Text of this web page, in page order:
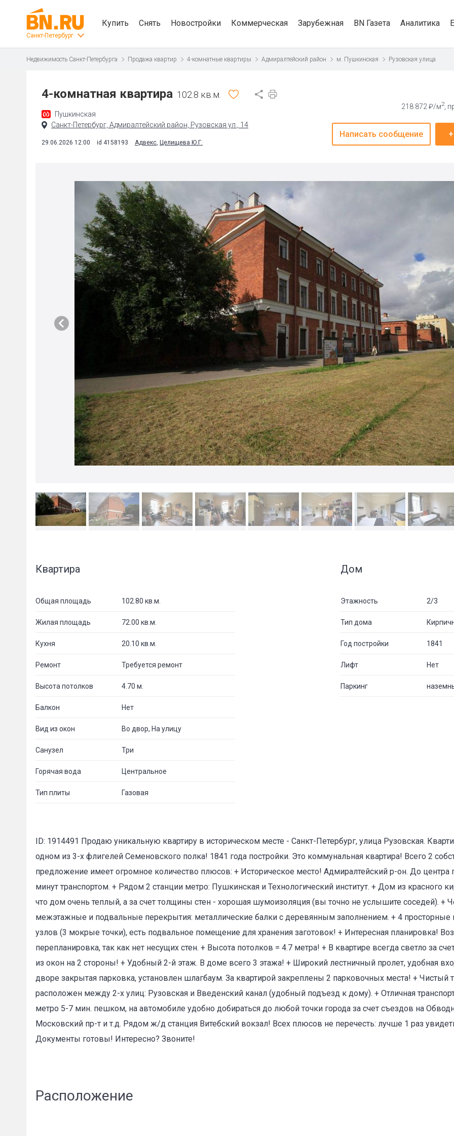
Санкт-Петербург
Купить Снять Новостройки Коммерческая Зарубежная BN Газета Аналитика
Недвижимость Санкт-Петербурга Продажа квартир 4-комнатные квартиры Адмиралтейский район м. Пушкинская Рузовская улица
4-комнатная квартира 102.8 кв.м.
Пушкинская
Санкт-Петербург, Адмиралтейский район, Рузовская ул., 14
29.06.2026 12:00 id 4158193 Адвекс, Целищева Ю.Г.
218 872 ₽/м2,
Написать сообщение
Квартира
Общая площадь 102.80 кв.м.
Жилая площадь 72.00 кв.м.
Кухня 20.10 кв.м.
Ремонт Требуется ремонт
Высота потолков 4.70 м.
Балкон Нет
Вид из окон Во двор, На улицу
Санузел Три
Горячая вода Центральное
Тип плиты Газовая
Дом
Этажность 2/3
Тип дома
Год постройки 1841
Лифт Нет
Паркинг
ID: 1914491 Продаю уникальную квартиру в историческом месте - Санкт-Петербург, улица Рузовская.
одном из 3-х флигелей Семеновского полка! 1841 года постройки. Это коммунальная квартира! Всего 2
предложение имеет огромное количество плюсов: + Историческое место! Адмиралтейский р-он. До центра
минут транспортом. + Рядом 2 станции метро: Пушкинская и Технологический институт. + Дом из красного
что дом очень теплый, а за счет толщины стен - хорошая шумоизоляция (вы точно не услышите соседей). +
межэтажные и подвальные перекрытия: металлические балки с деревянным заполнением. + 4 просторные
узлов (3 мокрые точки), есть подвальное помещение для хранения заготовок! + Интересная планировка!
перепланировка, так как нет несущих стен. + Высота потолков = 4.7 метра! + В квартире всегда светло за
из окон на 2 стороны! + Удобный 2-й этаж. В доме всего 3 этажа! + Широкий лестничный пролет, удобная
дворе закрытая парковка, установлен шлагбаум. За квартирой закреплены 2 парковочных места! + Чистый
расположен между 2-х улиц: Рузовская и Введенский канал (удобный подъезд к дому). + Отличная
метро 5-7 мин. пешком, на автомобиле удобно добираться до любой точки города за счет съездов на
Московский пр-т и т.д. Рядом ж/д станция Витебский вокзал! Всех плюсов не перечесть: лучше 1 раз
Документы готовы! Интересно? Звоните!
Расположение
Пожаловаться на объявление
Ваше имя